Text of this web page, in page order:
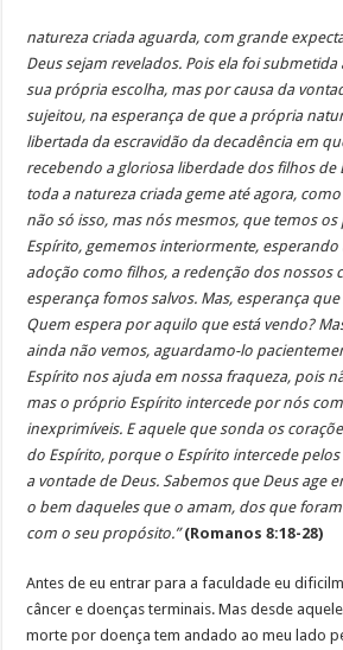
natureza criada aguarda, com grande
Deus sejam revelados. Pois ela foi
sua própria escolha, mas por causa da
sujeitou, na esperança de que a própria
libertada da escravidão da decadência em
recebendo a gloriosa liberdade dos filhos de
toda a natureza criada geme até agora,
não só isso, mas nós mesmos, que temos
Espírito, gememos interiormente,
adoção como filhos, a redenção dos nossos
esperança fomos salvos. Mas, esperança
Quem espera por aquilo que está vendo?
ainda não vemos, aguardamo-lo
Espírito nos ajuda em nossa fraqueza, pois
mas o próprio Espírito intercede por nós
inexprimíveis. E aquele que sonda os
do Espírito, porque o Espírito intercede
a vontade de Deus. Sabemos que Deus age
o bem daqueles que o amam, dos que
com o seu propósito.”(Romanos 8:18-28)
Antes de eu entrar para a faculdade eu
câncer e doenças terminais. Mas desde
morte por doença tem andado ao meu lado